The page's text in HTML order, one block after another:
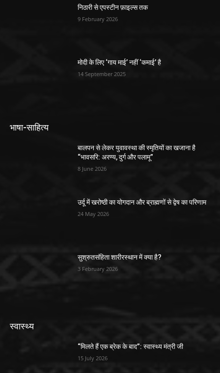
निठारी से एपस्टीन फ़ाइल्स तक
9 February 2026
मोदी के लिए ‘गाय माई’ नहीं ‘कमाई’ है
14 September 2025
भाषा-साहित्य
बालपन से लेकर युवावस्था की स्मृतियों का खजाना है
“भावसरि: अरण्य, दुर्ग और पलामू”
8 June 2026
उर्दू में खरोष्ठी का योगदान और ब्राह्मणों से द्वेष का परिणाम
24 May 2026
सुश्रुतसंहिता शारीरस्थान में क्या है?
3 February 2026
स्वास्थ्य
“मिलते हैं एक ब्रेक के बाद”: स्वास्थ्य मंत्री जी
15 July 2026